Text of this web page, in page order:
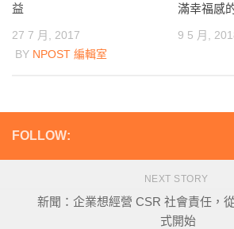
益
27 7 月, 2017
BY NPOST 編輯室
滿幸福感
9 5 月,
FOLLOW:
NEXT STORY
新聞：企業想經營 CSR 社會責任，
式開始